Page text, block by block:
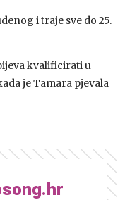
i traje sve do 25.
kvalificirati u
je Tamara pjevala